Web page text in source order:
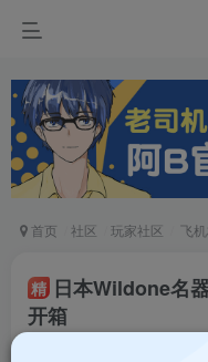
首页 社区 玩家社区 飞
精 日本Wildone名
开箱